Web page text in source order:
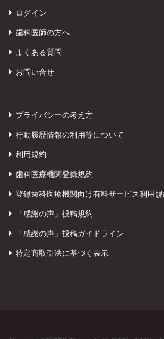
ログイン
歯科医師の方へ
よくある質問
お問い合せ
プライバシーの考え方
行動履歴情報の利用等について
利用規約
歯科医療機関登録規約
登録歯科医療機関向け有料サービス利用規
「感謝の声」投稿規約
「感謝の声」投稿ガイドライン
特定商取引法に基づく表示